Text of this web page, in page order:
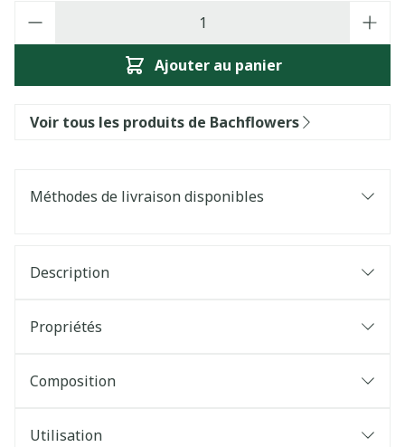
Ajouter au panier
Voir tous les produits de Bachflowers
Méthodes de livraison disponibles
Description
Propriétés
Composition
Utilisation